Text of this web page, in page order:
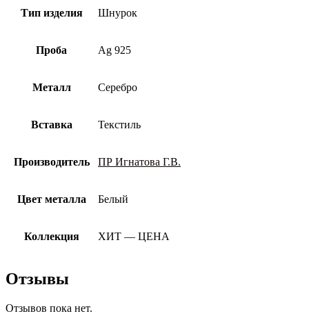
Тип изделия Шнурок
Проба Ag 925
Металл Серебро
Вставка Текстиль
Производитель ПР Игнатова Г.В.
Цвет металла Белый
Коллекция ХИТ — ЦЕНА
Отзывы
Отзывов пока нет.